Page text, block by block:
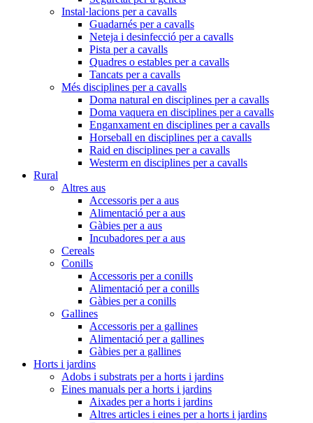
Instal·lacions per a cavalls
Guadarnés per a cavalls
Neteja i desinfecció per a cavalls
Pista per a cavalls
Quadres o estables per a cavalls
Tancats per a cavalls
Més disciplines per a cavalls
Doma natural en disciplines per a cavalls
Doma vaquera en disciplines per a cavalls
Enganxament en disciplines per a cavalls
Horseball en disciplines per a cavalls
Raid en disciplines per a cavalls
Westerm en disciplines per a cavalls
Rural
Altres aus
Accessoris per a aus
Alimentació per a aus
Gàbies per a aus
Incubadores per a aus
Cereals
Conills
Accessoris per a conills
Alimentació per a conills
Gàbies per a conills
Gallines
Accessoris per a gallines
Alimentació per a gallines
Gàbies per a gallines
Horts i jardins
Adobs i substrats per a horts i jardins
Eines manuals per a horts i jardins
Aixades per a horts i jardins
Altres articles i eines per a horts i jardins